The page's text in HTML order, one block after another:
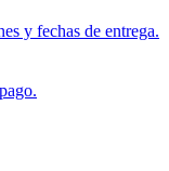
y fechas de entrega.